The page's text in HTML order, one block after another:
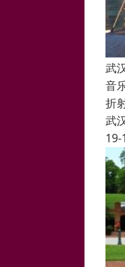
武
音
折
武
19-